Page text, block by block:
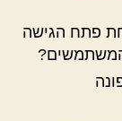
פתח הגישה
המשתמשים?